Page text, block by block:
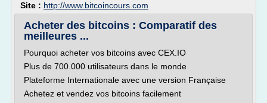
Site : http://www.bitcoincours.com
Acheter des bitcoins : Comparatif des
meilleures ...
Pourquoi acheter vos bitcoins avec CEX.IO
Plus de 700.000 utilisateurs dans le monde
Plateforme Internationale avec une version Française
Achetez et vendez vos bitcoins facilement